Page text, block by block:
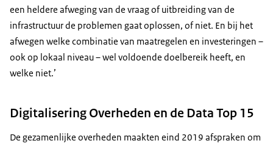
een heldere afweging van de vraag of uitbreiding van de
infrastructuur de problemen gaat oplossen, of niet. En bij het
afwegen welke combinatie van maatregelen en investeringen –
ook op lokaal niveau – wel voldoende doelbereik heeft, en
welke niet.’
Digitalisering Overheden en de Data Top 15
De gezamenlijke overheden maakten eind 2019 afspraken om